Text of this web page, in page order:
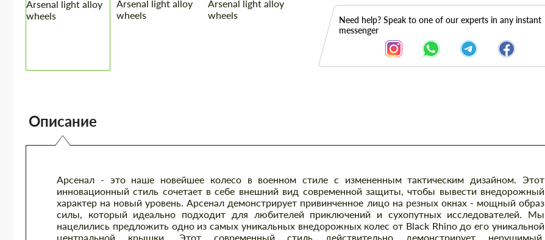
Need help? Speak to one of our experts in any instant
messenger
Описание
Арсенал - это наше новейшее колесо в военном стиле с измененным тактическим дизайном. Этот
инновационный стиль сочетает в себе внешний вид современной защиты, чтобы вывести внедорожный
характер на новый уровень. Арсенал демонстрирует привинченное лицо на резных окнах - мощный образ
силы, который идеально подходит для любителей приключений и сухопутных исследователей. Мы
нацелились предложить одно из самых уникальных внедорожных колес от Black Rhino до его уникальной
центральной крышки. Этот современный стиль действительно демонстрирует нерушимый,